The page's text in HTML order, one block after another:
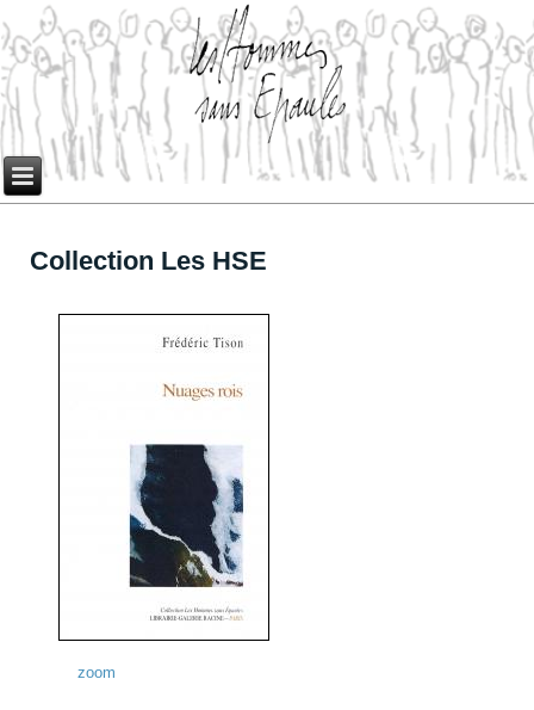
Collection Les HSE
zoom